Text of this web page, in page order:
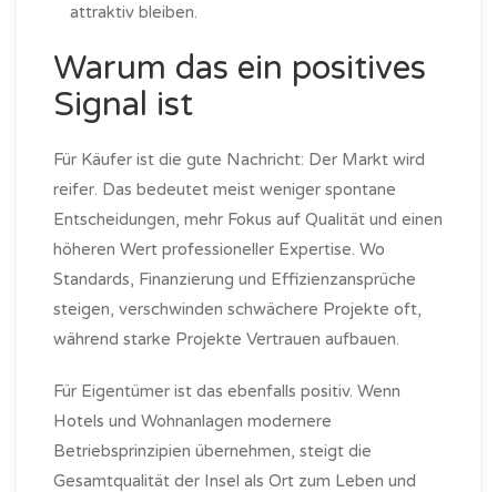
attraktiv bleiben.
Warum das ein positives
Signal ist
Für Käufer ist die gute Nachricht: Der Markt wird
reifer. Das bedeutet meist weniger spontane
Entscheidungen, mehr Fokus auf Qualität und einen
höheren Wert professioneller Expertise. Wo
Standards, Finanzierung und Effizienzansprüche
steigen, verschwinden schwächere Projekte oft,
während starke Projekte Vertrauen aufbauen.
Für Eigentümer ist das ebenfalls positiv. Wenn
Hotels und Wohnanlagen modernere
Betriebsprinzipien übernehmen, steigt die
Gesamtqualität der Insel als Ort zum Leben und